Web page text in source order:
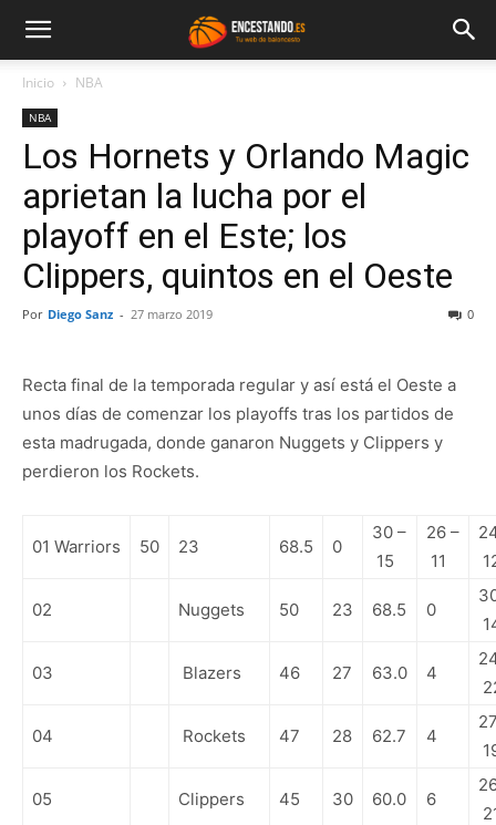
Inicio NBA
NBA
Los Hornets y Orlando Magic
aprietan la lucha por el
playoff en el Este; los
Clippers, quintos en el Oeste
Por Diego Sanz - 27 marzo 2019 0
Recta final de la temporada regular y así está el Oeste a
unos días de comenzar los playoffs tras los partidos de
esta madrugada, donde ganaron Nuggets y Clippers y
perdieron los Rockets.
01 Warriors 50 23 68.5 0
30 –
15
26 –
11
02 Nuggets 50 23 68.5 0
03 Blazers 46 27 63.0 4
04 Rockets 47 28 62.7 4
05 Clippers 45 30 60.0 6